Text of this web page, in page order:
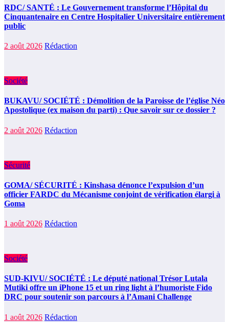
RDC/ SANTÉ : Le Gouvernement transforme l’Hôpital du
Cinquantenaire en Centre Hospitalier Universitaire entièrement
public
2 août 2026 Rédaction
Société
BUKAVU/ SOCIÉTÉ : Démolition de la Paroisse de l’église Néo
Apostolique (ex maison du parti) : Que savoir sur ce dossier ?
2 août 2026 Rédaction
Sécurité
GOMA/ SÉCURITÉ : Kinshasa dénonce l’expulsion d’un
officier FARDC du Mécanisme conjoint de vérification élargi à
Goma
1 août 2026 Rédaction
Société
SUD-KIVU/ SOCIÉTÉ : Le député national Trésor Lutala
Mutiki offre un iPhone 15 et un ring light à l’humoriste Fido
DRC pour soutenir son parcours à l’Amani Challenge
1 août 2026 Rédaction